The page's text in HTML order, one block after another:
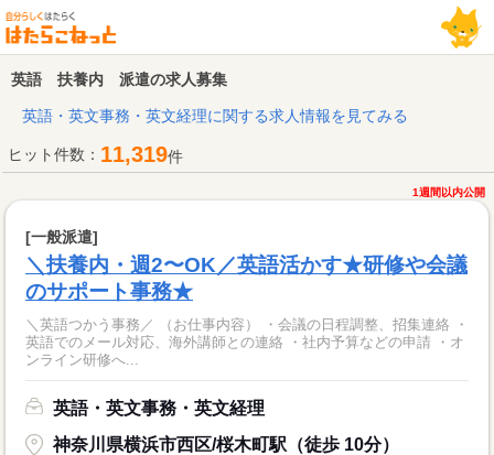
英語 扶養内 派遣の求人募集
英語・英文事務・英文経理に関する求人情報を見てみる
ヒット件数： 11,319件
1週間以内公開
[一般派遣]
＼扶養内・週2〜OK／英語活かす★研修や会議
のサポート事務★
＼英語つかう事務／ （お仕事内容） ・会議の日程調整、招集連絡 ・
英語でのメール対応、海外講師との連絡 ・社内予算などの申請 ・オ
ンライン研修へ...
英語・英文事務・英文経理
神奈川県横浜市西区/桜木町駅（徒歩 10分）